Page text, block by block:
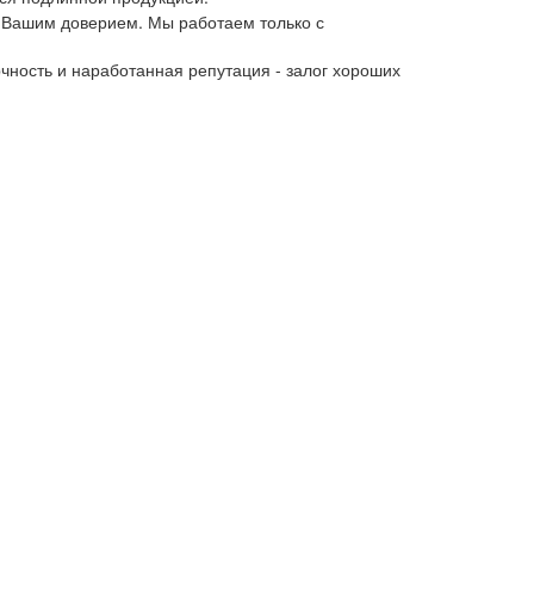
доверием. Мы работаем только с
и наработанная репутация - залог хороших